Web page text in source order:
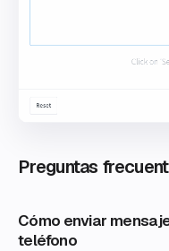
Preguntas
Cómo enviar
teléfono